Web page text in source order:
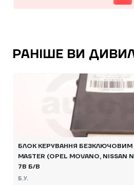
РАНІШЕ ВИ
БЛОК КЕРУВАННЯ БЕЗКЛЮЧОВИМ
MASTER (OPEL MOVANO,
7B Б/В
Б.У.